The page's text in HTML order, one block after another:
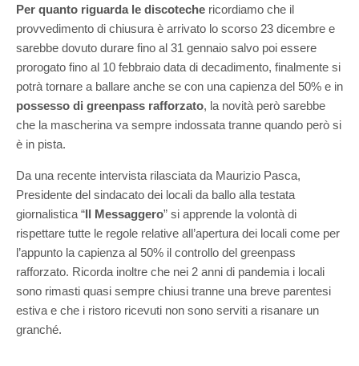
Per quanto riguarda le discoteche ricordiamo che il
provvedimento di chiusura è arrivato lo scorso 23 dicembre e
sarebbe dovuto durare fino al 31 gennaio salvo poi essere
prorogato fino al 10 febbraio data di decadimento, finalmente si
potrà tornare a ballare anche se con una capienza del 50% e in
possesso di greenpass rafforzato, la novità però sarebbe
che la mascherina va sempre indossata tranne quando però si
è in pista.
Da una recente intervista rilasciata da Maurizio Pasca,
Presidente del sindacato dei locali da ballo alla testata
giornalistica “Il Messaggero” si apprende la volontà di
rispettare tutte le regole relative all’apertura dei locali come per
l’appunto la capienza al 50% il controllo del greenpass
rafforzato. Ricorda inoltre che nei 2 anni di pandemia i locali
sono rimasti quasi sempre chiusi tranne una breve parentesi
estiva e che i ristoro ricevuti non sono serviti a risanare un
granché.